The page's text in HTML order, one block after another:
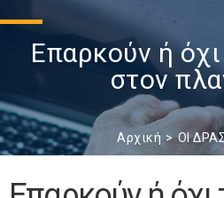
Επαρκούν ή
στον
Αρχική ΟΙ